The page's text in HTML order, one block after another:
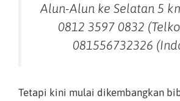
Alun-Alun ke Selatan 5
0812 3597 0832
081556732326
Tetapi kini mulai dikembangkan